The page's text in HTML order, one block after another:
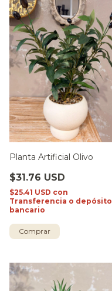
Planta Artificial Olivo
$31.76 USD
$25.41 USD con
Transferencia o depósito
bancario